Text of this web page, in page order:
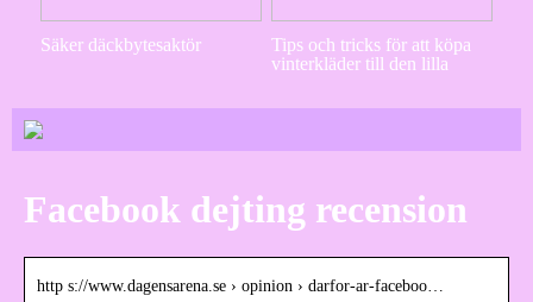
Säker däckbytesaktör
Tips och tricks för att köpa
vinterkläder till den lilla
Facebook dejting recension
http s://www.dagensarena.se › opinion › darfor-ar-faceboo…